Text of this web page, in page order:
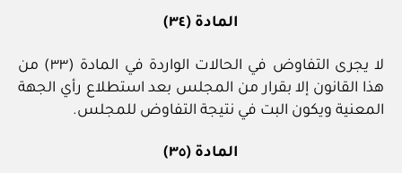
المادة (٣٤)
لا يجرى التفاوض في الحالات الواردة في المادة (٣٣) من
هذا القانون إلا بقرار من المجلس بعد استطلاع رأي الجهة
المعنية ويكون البت في نتيجة التفاوض للمجلس.
المادة (٣٥)